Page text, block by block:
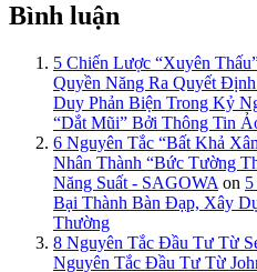
Bình luận
5 Chiến Lược “Xuyên
Quyền Năng Ra Quyết
Duy Phản Biện Trong Kỷ
“Dắt Mũi” Bởi Thông Tin
6 Nguyên Tắc “Bất Khả
Nhân Thành “Bức Tường
Năng Suất - SAGOWA on
Bại Thành Bàn Đạp, Xây
Thường
8 Nguyên Tắc Đầu Tư Từ
Nguyên Tắc Đầu Tư Từ